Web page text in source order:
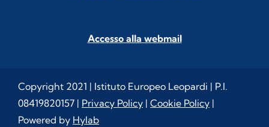
Accesso alla webmail
Copyright 2021 | Istituto Europeo Leopardi | P.I.
08419820157 | Privacy Policy| Cookie Policy|
Powered by Hylab